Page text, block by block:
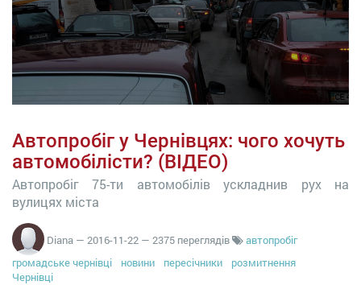
Автопробіг у Чернівцях: чого хочуть
автомобілісти? (ВІДЕО)
Автопробіг 75-ти автомобілів ускладнив рух на
вулицях міста
Diana — 2016-11-22 — 2375 переглядів
автопробіг
громадське чернівці
новини пересічники
розмитнення
Чернівці